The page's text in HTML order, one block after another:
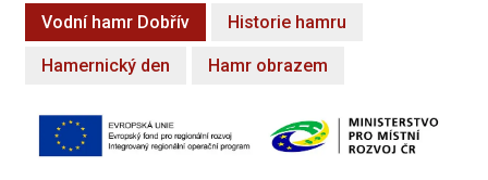
Vodní hamr Dobřív Historie hamru
Hamernický den Hamr obrazem